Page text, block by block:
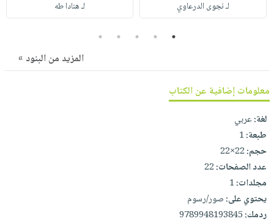
صابون
فيديوهات
نيل
وفرات
انشر
كتابك
تواصل
معنا
عربة
لـ نجوى الدرعاوي
لـ هنادا طه
1
2
3
4
5
المزيد من البنود »
معلومات إضافية عن الكتاب
لغة:عربي
طبعة:1
حجم:22×22
عدد الصفحات:22
مجلدات:1
يحتوي على:صور/رسوم
ردمك:9789948193845